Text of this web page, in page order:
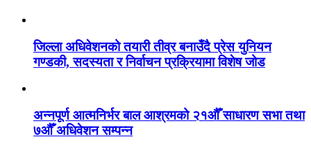
जिल्ला अधिवेशनको तयारी तीव्र बनाउँदै प्रेस युनियन
गण्डकी, सदस्यता र निर्वाचन प्रक्रियामा विशेष जोड
अन्नपूर्ण आत्मनिर्भर बाल आश्रमको २१औँ साधारण सभा तथा
७औँ अधिवेशन सम्पन्न